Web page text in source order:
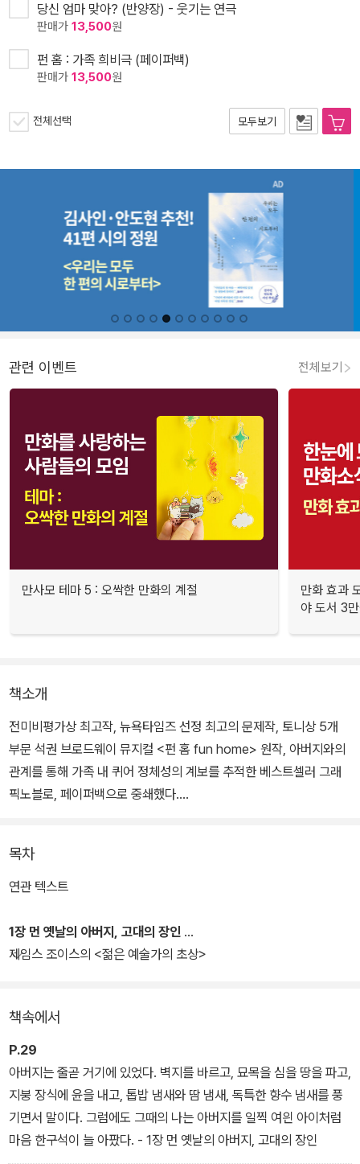
당신 엄마 맞아? (반양장) - 웃기는 연극
판매가 13,500원
펀 홈 : 가족 희비극 (페이퍼백)
판매가 13,500원
전체선택 모두보기
관련 이벤트 전체보기
만사모 테마 5 : 오싹한 만화의 계절
만화 효과
야 도서 3
책소개
전미비평가상 최고작, 뉴욕타임즈 선정 최고의 문제작, 토니상 5개
부문 석권 브로드웨이 뮤지컬 <펀 홈 fun home> 원작, 아버지와의
관계를 통해 가족 내 퀴어 정체성의 계보를 추적한 베스트셀러 그래
픽노블로, 페이퍼백으로 중쇄했다.
마을 비치 크리크에서 장례식장 의 장의사이자 영문학 교사로 일하다
돌연 죽음을 맞은 아버지 브루스 벡델의 수상한 죽음을 역추적해 간
스 벡델. 그의 비밀스런 동성애와 저자 자신의 당찬 퀴어 성장담 사이
의 교차점을 회고하며 한없이 고독하지만 특별했던 가족 이야기를 절
어린 시절 누구나 한 번쯤 경험했을 일상적 사건과 가족 간 갈등, 성장
과 독립의 과정 안에 삶과 죽음, 성적 지향과 성 정체성, 고전 문학, 정
치, 역사, 하위문화 요소를 씨실 날실로 촘촘하게 엮어내며 현시대에
인간성의 복원과 휴머니즘, 관용의 가치를 전한다.
목차
연관 텍스트
1장 먼 옛날의 아버지, 고대의 장인
제임스 조이스의 <젊은 예술가의 초상>
책속에서
P.29
아버지는 줄곧 거기에 있었다. 벽지를 바르고, 묘목을 심을 땅을 파고,
지붕 장식에 윤을 내고, 톱밥 냄새와 땀 냄새, 독특한 향수 냄새를 풍
기면서 말이다. 그럼에도 그때의 나는 아버지를 일찍 여읜 아이처럼
마음 한구석이 늘 아팠다. - 1장 먼 옛날의 아버지, 고대의 장인